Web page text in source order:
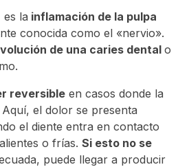
es la inflamación de la pulpa
conocida como el «nervio».
de una caries dentalo
reversible en casos donde la
el dolor se presenta
el diente entra en contacto
o frías.Si esto no se
puede llegar a producir